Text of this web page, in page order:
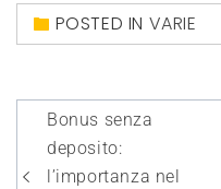
POSTED IN VARIE
Navigazione
articoli
Bonus senza
deposito:
l’importanza nel